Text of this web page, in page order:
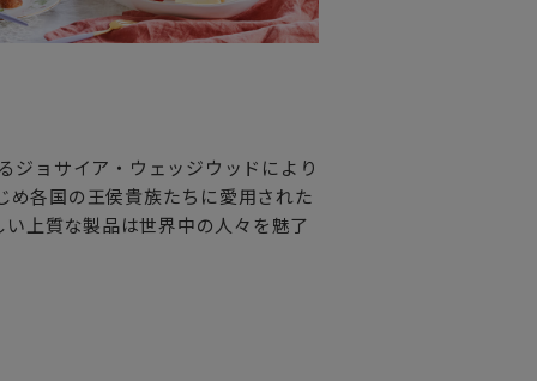
ジョサイア・ウェッジウッドにより
め各国の王侯貴族たちに愛用された
上質な製品は世界中の人々を魅了